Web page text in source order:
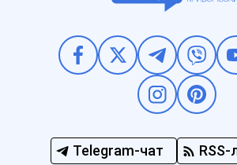
Telegram-чат RSS-